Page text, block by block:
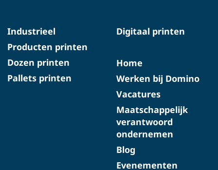
Industrieel
Producten printen
Dozen printen
Pallets printen
Digitaal printen
Home
Werken bij Domino
Vacatures
Maatschappelijk
verantwoord
ondernemen
Blog
Evenementen